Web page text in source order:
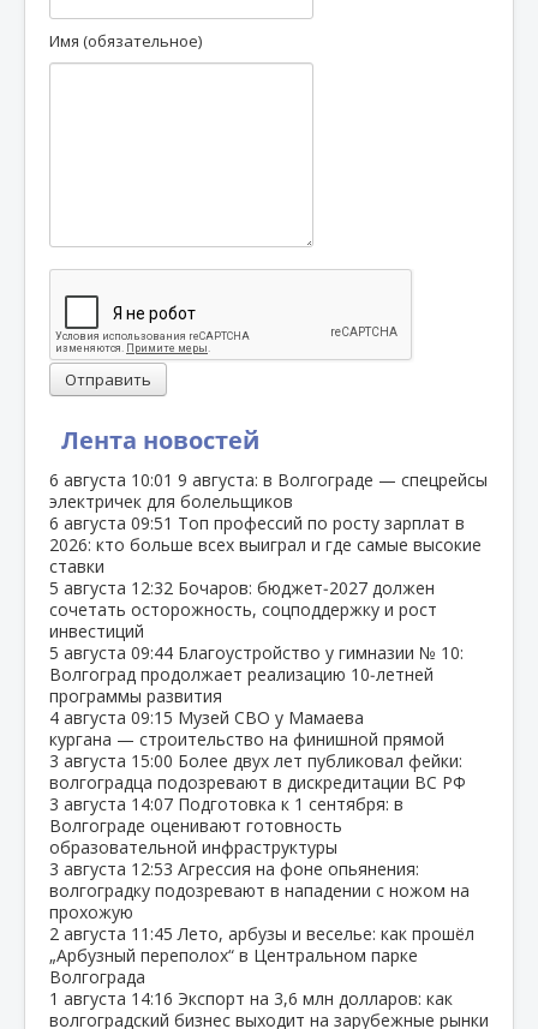
Лента новостей
6 августа 10:01 9 августа: в Волгограде — спецрейсы
электричек для болельщиков
6 августа 09:51 Топ профессий по росту зарплат в
2026: кто больше всех выиграл и где самые высокие
ставки
5 августа 12:32 Бочаров: бюджет‑2027 должен
сочетать осторожность, соцподдержку и рост
инвестиций
5 августа 09:44 Благоустройство у гимназии № 10:
Волгоград продолжает реализацию 10‑летней
программы развития
4 августа 09:15 Музей СВО у Мамаева
кургана — строительство на финишной прямой
3 августа 15:00 Более двух лет публиковал фейки:
волгоградца подозревают в дискредитации ВС РФ
3 августа 14:07 Подготовка к 1 сентября: в
Волгограде оценивают готовность
образовательной инфраструктуры
3 августа 12:53 Агрессия на фоне опьянения:
волгоградку подозревают в нападении с ножом на
прохожую
2 августа 11:45 Лето, арбузы и веселье: как прошёл
„Арбузный переполох“ в Центральном парке
Волгограда
1 августа 14:16 Экспорт на 3,6 млн долларов: как
волгоградский бизнес выходит на зарубежные рынки
Имя (обязательное)
Отправить